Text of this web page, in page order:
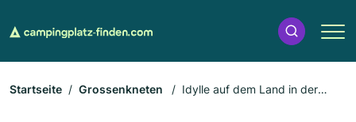
Startseite Grossenkneten
Idylle auf dem Land in der